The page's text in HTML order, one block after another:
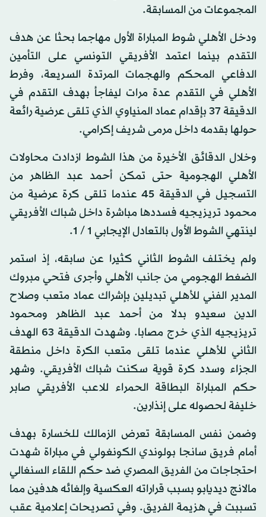
المجموعات من المسابقة.
ودخل الأهلي شوط المباراة الأول مهاجما بحثا عن هدف
التقدم بينما اعتمد الأفريقي التونسي على التأمين
الدفاعي المحكم والهجمات المرتدة السريعة، وفرط
الأهلي في التقدم عدة مرات ليفاجأ بهدف التقدم في
الدقيقة 37 بإقدام عماد المنياوي الذي تلقى عرضية رائعة
حولها بقدمه داخل مرمى شريف إكرامي.
وخلال الدقائق الأخيرة من هذا الشوط ازدادت محاولات
الأهلي الهجومية حتى تمكن أحمد عبد الظاهر من
التسجيل في الدقيقة 45 عندما تلقى كرة عرضية من
محمود تريزيجيه فسددها مباشرة داخل شباك الأفريقي
لينتهي الشوط الأول بالتعادل الإيجابي 1 / 1.
ولم يختلف الشوط الثاني كثيرا عن سابقه، إذ استمر
الضغط الهجومي من جانب الأهلي وأجرى فتحي مبروك
المدير الفني للأهلي تبديلين بإشراك عماد متعب وصلاح
الدين سعيدو بدلا من أحمد عبد الظاهر ومحمود
تريزيجيه الذي خرج مصابا. وشهدت الدقيقة 63 الهدف
الثاني للأهلي عندما تلقى متعب الكرة داخل منطقة
الجزاء وسدد كرة قوية سكنت شباك الأفريقي. وشهر
حكم المباراة البطاقة الحمراء للاعب الأفريقي صابر
خليفة لحصوله على إنذارين.
وضمن نفس المسابقة تعرض الزمالك للخسارة بهدف
أمام فريق سانجا بولوندي الكونغولي في مباراة شهدت
احتجاجات من الفريق المصري ضد حكم اللقاء السنغالي
مالانج ديديابو بسبب قراراته العكسية وإلغائه هدفين مما
تسببت في هزيمة الفريق. وفي تصريحات إعلامية عقب